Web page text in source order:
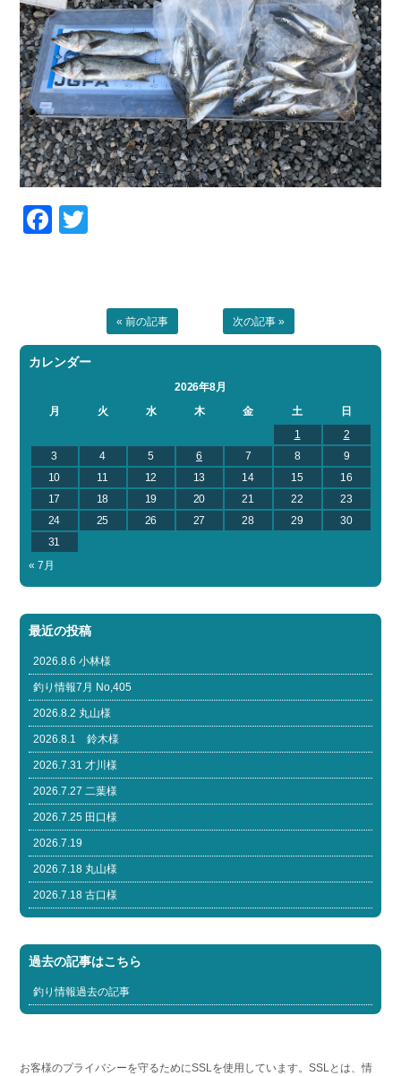
Facebook
« 前の記事 次の記事 »
カレンダー
2026年8月
月
火 水 木 金 土
日
1
2
3
4 5 6 7 8
9
10
11 12 13 14 15
16
17
18 19 20 21 22
23
24
25 26 27 28 29
30
31
« 7月
最近の投稿
2026.8.6 小林様
釣り情報7月 No,405
2026.8.2 丸山様
2026.8.1 鈴木様
2026.7.31 才川様
2026.7.27 二葉様
2026.7.25 田口様
2026.7.19
2026.7.18 丸山様
2026.7.18 古口様
過去の記事はこちら
釣り情報過去の記事
お客様のプライバシーを守るためにSSLを使用しています。SSLとは、情